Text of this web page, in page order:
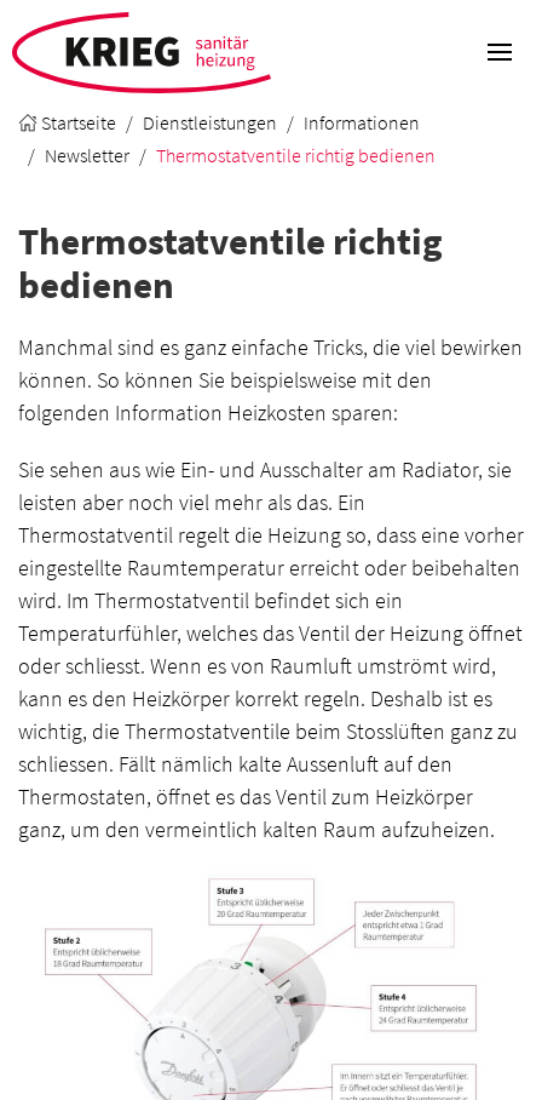
Startseite Dienstleistungen
Informationen
Newsletter
Thermostatventile richtig bedienen
Thermostatventile richtig
bedienen
Manchmal sind es ganz einfache Tricks, die viel bewirken
können. So können Sie beispielsweise mit den
folgenden Information Heizkosten sparen:
Sie sehen aus wie Ein- und Ausschalter am Radiator, sie
leisten aber noch viel mehr als das. Ein
Thermostatventil regelt die Heizung so, dass eine vorher
eingestellte Raumtemperatur erreicht oder beibehalten
wird. Im Thermostatventil befindet sich ein
Temperaturfühler, welches das Ventil der Heizung öffnet
oder schliesst. Wenn es von Raumluft umströmt wird,
kann es den Heizkörper korrekt regeln. Deshalb ist es
wichtig, die Thermostatventile beim Stosslüften ganz zu
schliessen. Fällt nämlich kalte Aussenluft auf den
Thermostaten, öffnet es das Ventil zum Heizkörper
ganz, um den vermeintlich kalten Raum aufzuheizen.